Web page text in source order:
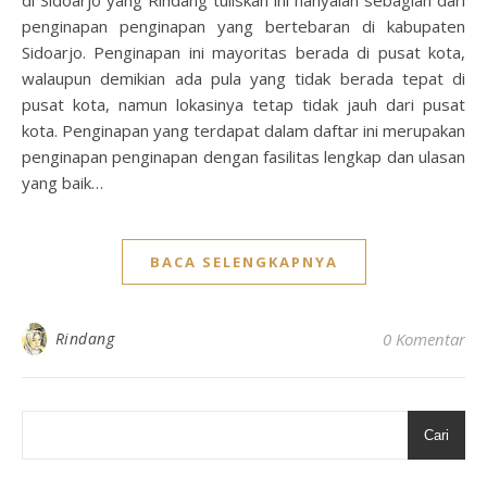
penginapan penginapan yang bertebaran di kabupaten
Sidoarjo. Penginapan ini mayoritas berada di pusat kota,
walaupun demikian ada pula yang tidak berada tepat di
pusat kota, namun lokasinya tetap tidak jauh dari pusat
kota. Penginapan yang terdapat dalam daftar ini merupakan
penginapan penginapan dengan fasilitas lengkap dan ulasan
yang baik…
BACA SELENGKAPNYA
Rindang 0 Komentar
Cari